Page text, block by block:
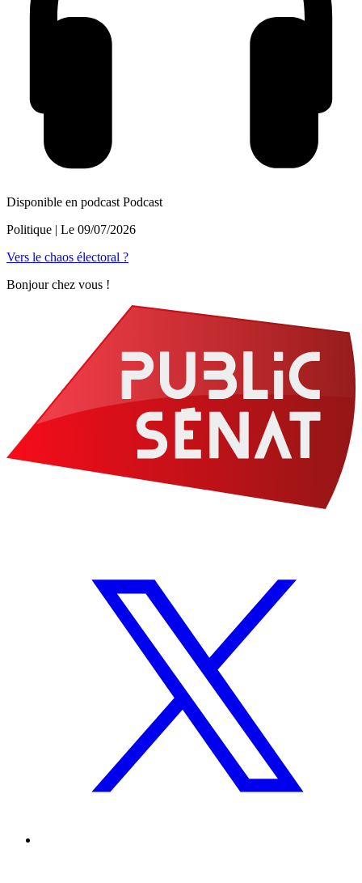
Disponible en podcast Podcast
Politique | Le 09/07/2026
Vers le chaos électoral ?
Bonjour chez vous !